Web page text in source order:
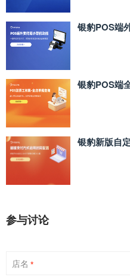
银豹POS端
银豹POS端
银豹新版自
参与讨论
店名 *